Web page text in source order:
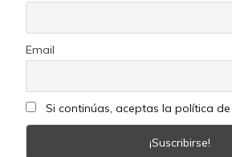
Email
Si continúas, aceptas la política